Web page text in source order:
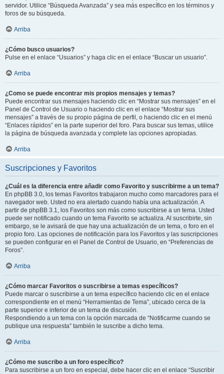
servidor. Utilice “Búsqueda Avanzada” y sea más específico en los términos y
foros de su búsqueda.
Arriba
¿Cómo busco usuarios?
Pulse en el enlace “Usuarios” y haga clic en el enlace “Buscar un usuario”.
Arriba
¿Como se puede encontrar mis propios mensajes y temas?
Puede encontrar sus mensajes haciendo clic en “Mostrar sus mensajes” en el
Panel de Control de Usuario o haciendo clic en el enlace “Mostrar sus
mensajes” a través de su propio página de perfil, o haciendo clic en el menú
“Enlaces rápidos” en la parte superior del foro. Para buscar sus temas, utilice
la página de búsqueda avanzada y complete las opciones apropiadas.
Arriba
Suscripciones y Favoritos
¿Cuál es la diferencia entre añadir como Favorito y suscribirme a un tema?
En phpBB 3.0, los temas Favoritos trabajaron mucho como marcadores para el
navegador web. Usted no era alertado cuando había una actualización. A
partir de phpBB 3.1, los Favoritos son más como suscribirse a un tema. Usted
puede ser notificado cuando un tema Favorito se actualiza. Al suscribirte, sin
embargo, se le avisará de que hay una actualización de un tema, o foro en el
propio foro. Las opciones de notificación para los Favoritos y las suscripciones
se pueden configurar en el Panel de Control de Usuario, en “Preferencias de
Foros”.
Arriba
¿Cómo marcar Favoritos o suscribirse a temas específicos?
Puede marcar o suscribirse a un tema específico haciendo clic en el enlace
correspondiente en el menú “Herramientas de Tema”, ubicado cerca de la
parte superior e inferior de un tema de discusión.
Respondiendo a un tema con la opción marcada de “Notificarme cuando se
publique una respuesta” también le suscribe a dicho tema.
Arriba
¿Cómo me suscribo a un foro específico?
Para suscribirse a un foro en especial, debe hacer clic en el enlace “Suscribir